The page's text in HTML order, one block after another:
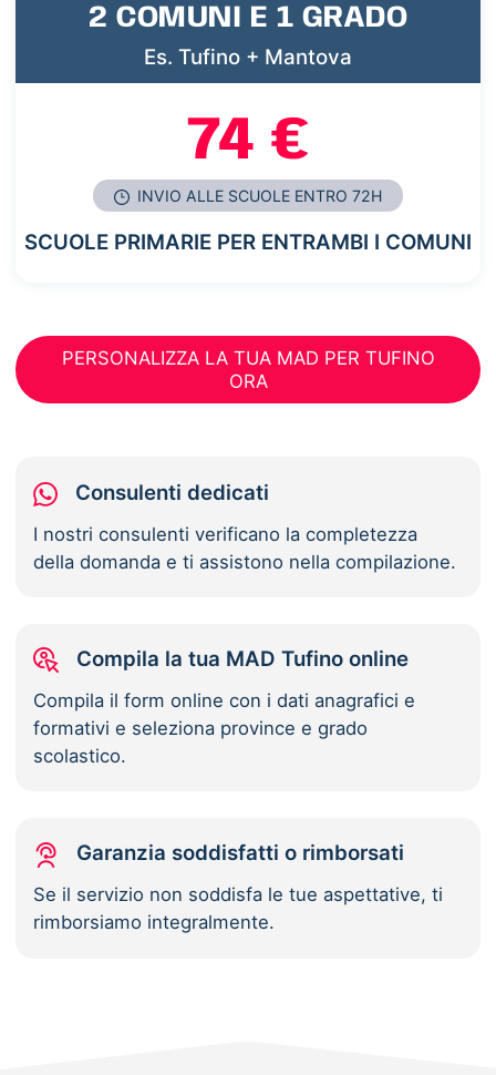
2 COMUNI E 1 GRADO
Es. Tufino + Mantova
74 €
INVIO ALLE SCUOLE ENTRO 72H
SCUOLE PRIMARIE PER ENTRAMBI I COMUNI
PERSONALIZZA LA TUA MAD PER TUFINO
ORA
Consulenti dedicati
I nostri consulenti verificano la completezza
della domanda e ti assistono nella compilazione.
Compila la tua MAD Tufino online
Compila il form online con i dati anagrafici e
formativi e seleziona province e grado
scolastico.
Garanzia soddisfatti o rimborsati
Se il servizio non soddisfa le tue aspettative, ti
rimborsiamo integralmente.